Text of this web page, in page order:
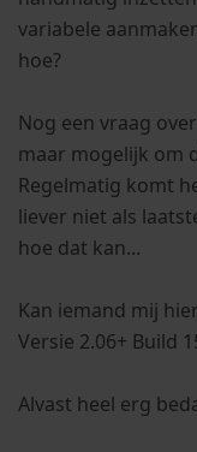
variabele
hoe?
Nog een vraag
maar mogelijk om
Regelmatig komt
liever niet als
hoe dat kan...
Kan iemand mij
Versie 2.06+ Build
Alvast heel erg